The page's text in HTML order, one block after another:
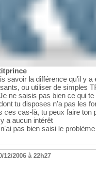
savoir la différence qu'il y a
ou utiliser de simples
ne saisis pas bien ce qui
tu disposes n'a pas les
ces cas-là, tu peux faire ton
a aucun intérêt
pas bien saisi le problème
12/2006 à 22h27